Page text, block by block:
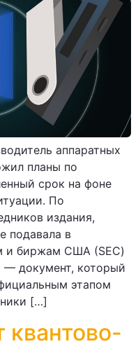
аппаратных
планы по
срок на фоне
По
издания,
подавала в
и биржам США (SEC)
— документ, который
этапом
[…]
квантово-